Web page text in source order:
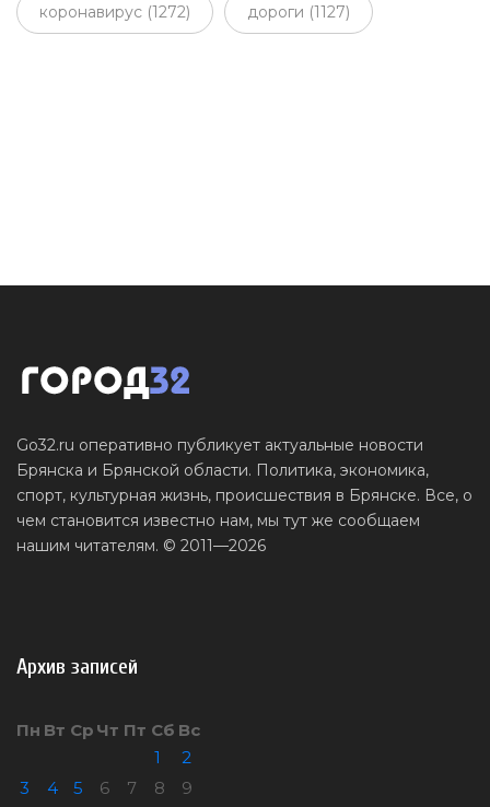
коронавирус (1272) дороги (1127)
Go32.ru оперативно публикует актуальные новости
Брянска и Брянской области. Политика, экономика,
спорт, культурная жизнь, происшествия в Брянске. Все, о
чем становится известно нам, мы тут же сообщаем
нашим читателям. © 2011—2026
Архив записей
Пн Вт Ср Чт Пт Сб Вс
1
2
3
4 5 6 7 8
9